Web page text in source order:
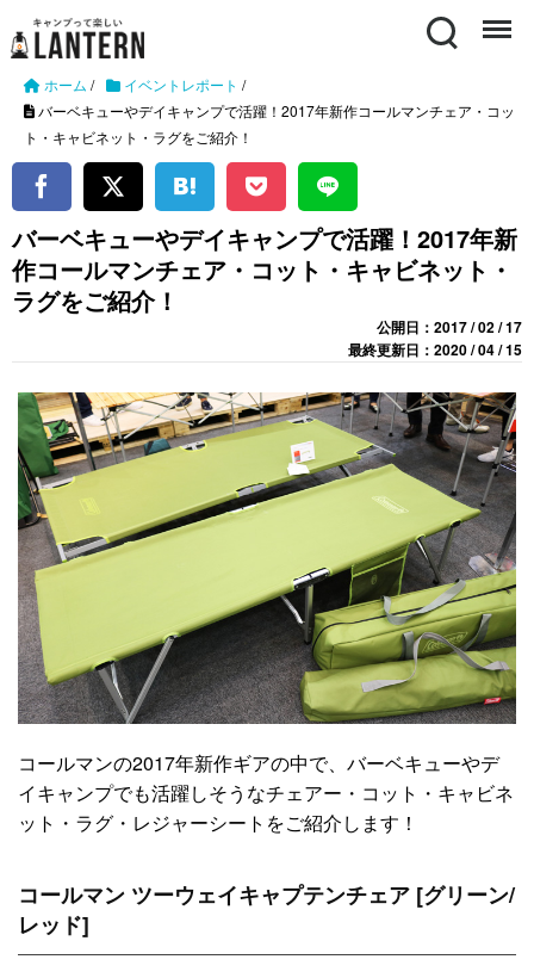
Search Menu
ホーム / イベントレポート /
バーベキューやデイキャンプで活躍！2017年新作コールマンチェア・コッ
ト・キャビネット・ラグをご紹介！
バーベキューやデイキャンプで活躍！2017年新
作コールマンチェア・コット・キャビネット・
ラグをご紹介！
公開日：2017 / 02 / 17
最終更新日：2020 / 04 / 15
コールマンの2017年新作ギアの中で、バーベキューやデ
イキャンプでも活躍しそうなチェアー・コット・キャビネ
ット・ラグ・レジャーシートをご紹介します！
コールマン ツーウェイキャプテンチェア [グリーン/
レッド]